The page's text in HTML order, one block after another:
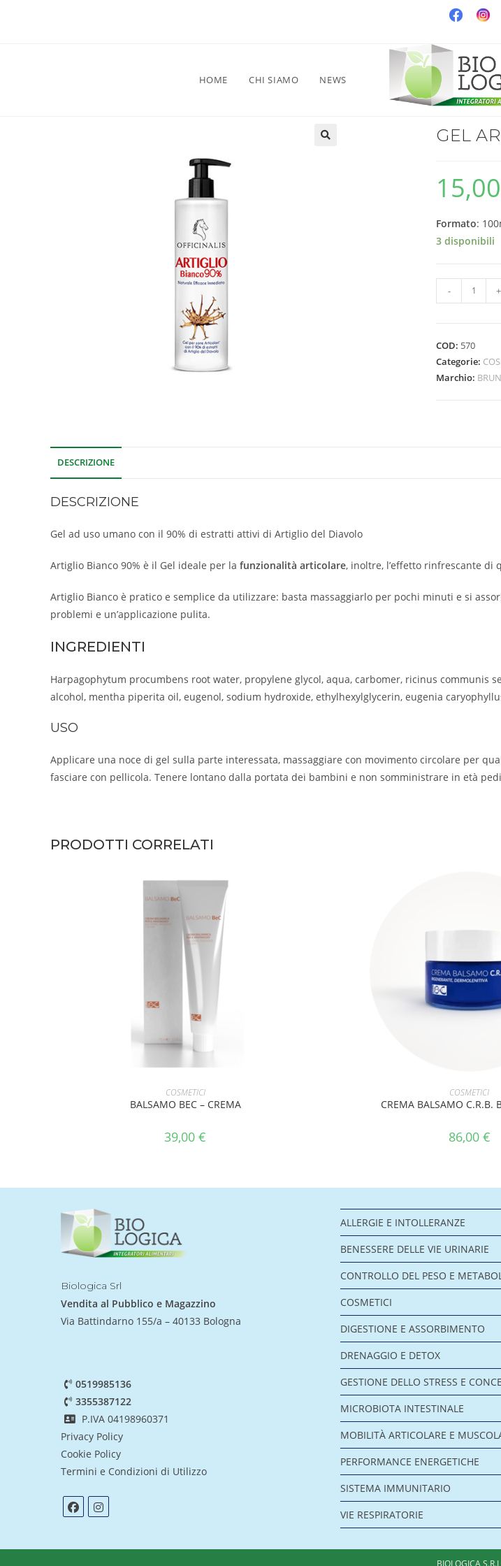
HOME CHI SIAMO NEWS
GEL
15,00
Formato:
3 disponibili
- +
COD: 570
Categorie:
Marchio:
DESCRIZIONE
DESCRIZIONE
Gel ad uso umano con il 90% di estratti attivi di Artiglio del Diavolo
Artiglio Bianco 90% è il Gel ideale per la funzionalità articolare, inoltre, l’effetto rinfrescante di
Artiglio Bianco è pratico e semplice da utilizzare: basta massaggiarlo per pochi minuti e si
problemi e un’applicazione pulita.
INGREDIENTI
Harpagophytum procumbens root water, propylene glycol, aqua, carbomer, ricinus communis
alcohol, mentha piperita oil, eugenol, sodium hydroxide, ethylhexylglycerin, eugenia
USO
Applicare una noce di gel sulla parte interessata, massaggiare con movimento circolare per
fasciare con pellicola. Tenere lontano dalla portata dei bambini e non somministrare in età
PRODOTTI CORRELATI
AGGIUNGI AL CARRELLO
COSMETICI
BALSAMO BEC – CREMA
39,00€
AGGIUNGI AL
COSMETICI
CREMA BALSAMO C.R.B.
86,00 €
Biologica Srl
Vendita al Pubblico e Magazzino
Via Battindarno 155/a – 40133 Bologna
0519985136
3355387122
P.IVA 04198960371
Privacy Policy
Cookie Policy
Termini e Condizioni di Utilizzo
ALLERGIE E INTOLLERANZE
BENESSERE DELLE VIE URINARIE
CONTROLLO DEL PESO E
COSMETICI
DIGESTIONE E ASSORBIMENTO
DRENAGGIO E DETOX
GESTIONE DELLO STRESS E
MICROBIOTA INTESTINALE
MOBILITÀ ARTICOLARE E
PERFORMANCE ENERGETICHE
SISTEMA IMMUNITARIO
VIE RESPIRATORIE